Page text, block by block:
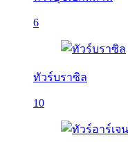
6
ทัวร์บราซิล
10